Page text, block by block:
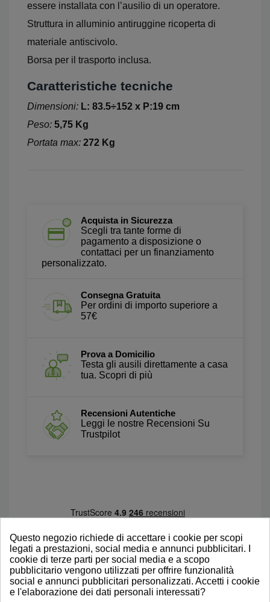
essere installata con l’ausilio di un operatore.
Struttura in alluminio antiruggine ricoperta di
materiale antiscivolo.
Borsa per il trasporto inclusa.
Caratteristiche tecniche
Dimensioni: L: 83.5÷152 x P:19 cm
Peso: 5,75 Kg
Portata max: 272 Kg
Acquista in Sicurezza
Scegli tra tante forme di
pagamento a disposizione o
contattaci per un finanziamento
personalizzato.
Consegna Gratuita
Per ordini di importo superiore a
57€
Prova a Domicilio
Testa gli ausili direttamente a casa
tua. Scopri di più
Recensioni Autentiche
Leggi le nostre Recensioni Su
Trustpilot
Questo negozio richiede di accettare i cookie per scopi
legati a prestazioni, social media e annunci pubblicitari. I
cookie di terze parti per social media e a scopo
pubblicitario vengono utilizzati per offrire funzionalità
social e annunci pubblicitari personalizzati. Accetti i cookie
e l'elaborazione dei dati personali interessati?